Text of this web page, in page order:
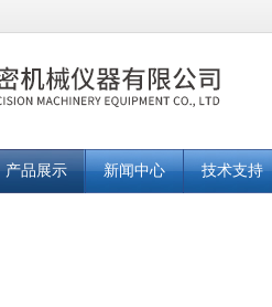
产品展示 新闻中心 技术支持